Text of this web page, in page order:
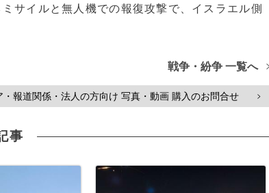
サイルと無人機での報復攻撃で、イスラエル側
戦争・紛争 一覧へ
・報道関係・法人の方向け 写真・動画 購入のお問合せ >
事